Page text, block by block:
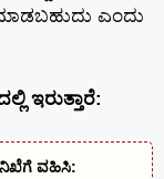
ಎಂದು
ಇರುತ್ತಾರೆ:
ವಹಿಸಿ: